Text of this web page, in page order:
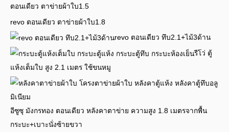
ตอนเดียว ตาข่ายผ้าใบ1.5
revo ตอนเดียว ตาข่ายผ้าใบ1.8
revo ตอนเดียว ทึบ2.1+ไม้3ด้าน
รีโว่ ตู้
แห้งเต็มใบ สูง 2.1 เมตร ใช้ขนหมู
อีซูซุ มังกรทอง ตอนเดียว หลังคาตาข่าย ความสูง 1.8 เมตรจากพื้น
กระบะ+เบาะนั่งซ้ายขวา